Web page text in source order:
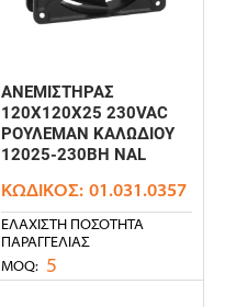
ΑΝΕΜΙΣΤΗΡΑΣ
120X120X25 230VAC
ΡΟΥΛΕΜΑΝ ΚΑΛΩΔΙΟΥ
12025-230BH NAL
ΚΩΔΙΚΌΣ: 01.031.0357
ΕΛΆΧΙΣΤΗ ΠΟΣΌΤΗΤΑ
ΠΑΡΑΓΓΕΛΊΑΣ
MOQ: 5